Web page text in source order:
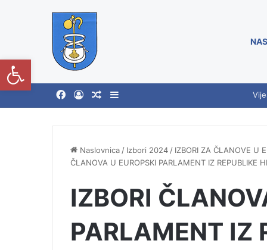
Naslovnica / Izbori 2024 / IZBORI ZA ČLANOVE U
ČLANOVA U EUROPSKI PARLAMENT IZ REPUBLIKE
IZBORI
PARLAMENT IZ
Open toolbar